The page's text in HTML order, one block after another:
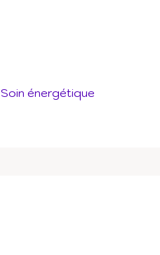
Soin énergétique